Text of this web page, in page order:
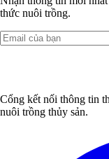
thức nuôi trồng.
Cổng kết nối thông tin
nuôi trồng thủy sản.